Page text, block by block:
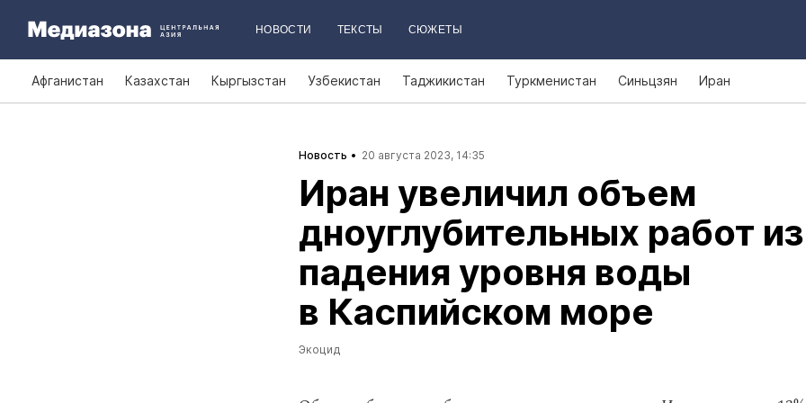
НОВОСТИ ТЕКСТЫ СЮЖЕТЫ
Афганистан Казахстан Кыргызстан Узбекистан Таджикистан Туркменистан Синьцзян Иран
Новость 20 августа 2023, 14:35
Иран увеличил объем
дноуглубительных работ
падения уровня воды
в Каспийском море
Экоцид